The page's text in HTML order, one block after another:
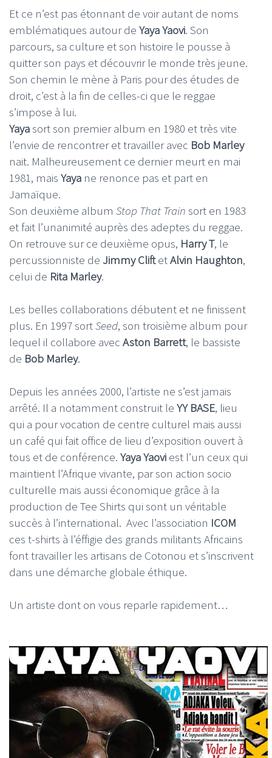
Et ce n’est pas étonnant de voir autant de noms
emblématiques autour de Yaya Yaovi. Son
parcours, sa culture et son histoire le pousse à
quitter son pays et découvrir le monde très jeune.
Son chemin le mène à Paris pour des études de
droit, c’est à la fin de celles-ci que le reggae
s’impose à lui.
Yayasort son premier album en 1980 et très vite
l’envie de rencontrer et travailler avec Bob Marley
nait. Malheureusement ce dernier meurt en mai
1981, mais Yaya ne renonce pas et part en
Jamaïque.
Son deuxième album Stop That Train sort en 1983
et fait l’unanimité auprès des adeptes du reggae.
On retrouve sur ce deuxième opus, Harry T, le
percussionniste de Jimmy CliftetAlvin Haughton,
celui de Rita Marley.
Les belles collaborations débutent et ne finissent
plus. En 1997 sortSeed, son troisième album pour
lequel il collabore avec Aston Barrett, le bassiste
de Bob Marley.
Depuis les années 2000, l’artiste ne s’est jamais
arrêté. Il a notamment construit le YY BASE, lieu
qui a pour vocation de centre culturel mais aussi
un café qui fait office de lieu d’exposition ouvert à
tous et de conférence. Yaya Yaovi est l’un ceux qui
maintient l’Afrique vivante, par son action socio
culturelle mais aussi économique grâce à la
production de Tee Shirts qui sont un véritable
succès à l’international. Avec l’association ICOM
ces t-shirts à l’éffigie des grands militants Africains
font travailler les artisans de Cotonou et s’inscrivent
dans une démarche globale éthique.
Un artiste dont on vous reparle rapidement…